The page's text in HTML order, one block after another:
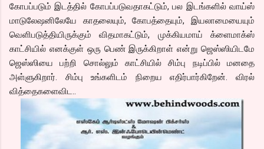
கோபப்படும் இடத்தில் கோபப்படுவதாகட்டும், பல இடங்களில் வாய்ஸ்
மாடுலேஷனிலேயே காதலையும், கோபத்தையும், இயலாமையையும்
வெளிபடுத்தியிருக்கும் விதமாகட்டும், முக்கியமாய் க்ளைமாக்ஸ்
காட்சியில் எனக்குள் ஒரு பெண் இருக்கிறாள் என்று ஜெஸ்ஸியிடமே
ஜெஸ்ஸியை பற்றி சொல்லும் காட்சியில் சிம்பு நடிப்பில் மனதை
அள்ளுகிறார். சிம்பு உங்களிடம் நிறைய எதிர்பார்கிறேன். விரல்
வித்தைகளைவிட..